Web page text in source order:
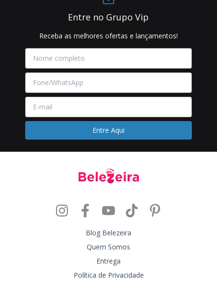
Entre no Grupo Vip
Receba as melhores ofertas e lançamentos!
Blog Belezeira
Quem Somos
Entrega
Política de Privacidade